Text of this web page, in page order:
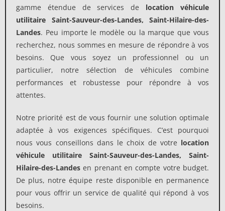
gamme étendue de services de location véhicule
utilitaire Saint-Sauveur-des-Landes, Saint-Hilaire-des-
Landes. Peu importe le modèle ou la marque que vous
recherchez, nous sommes en mesure de répondre à vos
besoins. Que vous soyez un professionnel ou un
particulier, notre sélection de véhicules combine
performances et robustesse pour répondre à vos
attentes.
Notre priorité est de vous fournir une solution optimale
adaptée à vos exigences spécifiques. C’est pourquoi
nous vous conseillons dans le choix de votre location
véhicule utilitaire Saint-Sauveur-des-Landes, Saint-
Hilaire-des-Landes en prenant en compte votre budget.
De plus, notre équipe reste disponible en permanence
pour vous offrir un service de qualité qui répond à vos
besoins.